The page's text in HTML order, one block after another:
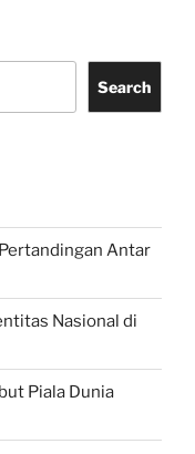
Search
Antar
Nasional di
Piala Dunia